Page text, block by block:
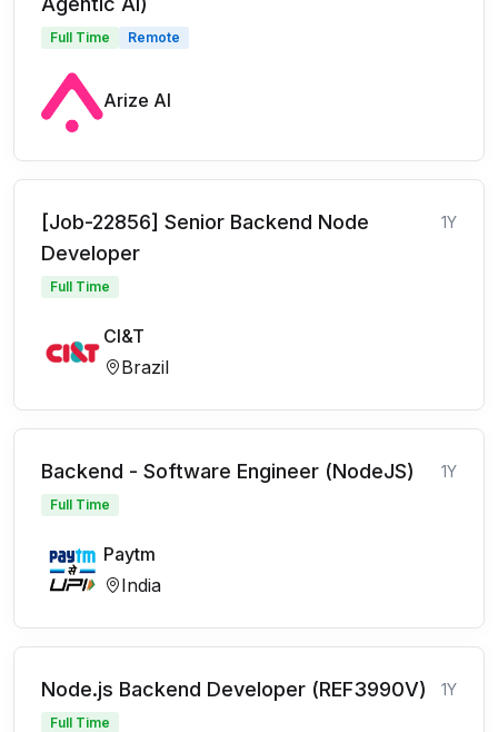
Full Time Remote
Arize AI
[Job-22856] Senior Backend Node
Developer
1Y
Full Time
CI&T
Brazil
Backend - Software Engineer (NodeJS) 1Y
Full Time
Paytm
India
Node.js Backend Developer (REF3990V) 1Y
Full Time